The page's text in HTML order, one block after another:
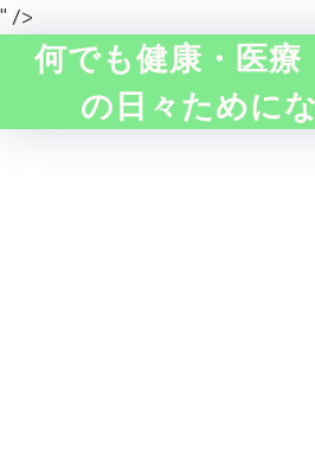
" />
何でも健康・医療
の日々ために